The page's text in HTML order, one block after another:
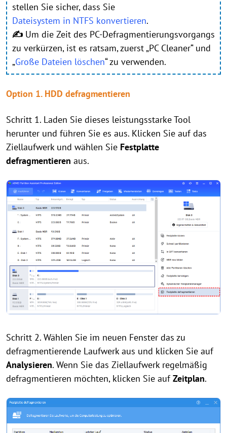
stellen Sie sicher, dass Sie
Dateisystem in NTFS konvertieren.
✍ Um die Zeit des PC-Defragmentierungsvorgangs
zu verkürzen, ist es ratsam, zuerst „PC Cleaner“ und
„Große Dateien löschen“ zu verwenden.
Option 1. HDD defragmentieren
Schritt 1. Laden Sie dieses leistungsstarke Tool
herunter und führen Sie es aus. Klicken Sie auf das
Ziellaufwerk und wählen Sie Festplatte
defragmentieren aus.
Schritt 2. Wählen Sie im neuen Fenster das zu
defragmentierende Laufwerk aus und klicken Sie auf
Analysieren. Wenn Sie das Ziellaufwerk regelmäßig
defragmentieren möchten, klicken Sie aufZeitplan.